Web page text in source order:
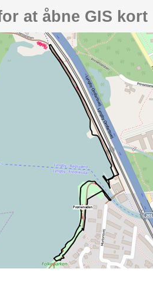
at åbne GIS kort